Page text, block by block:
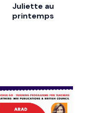
Juliette au
printemps